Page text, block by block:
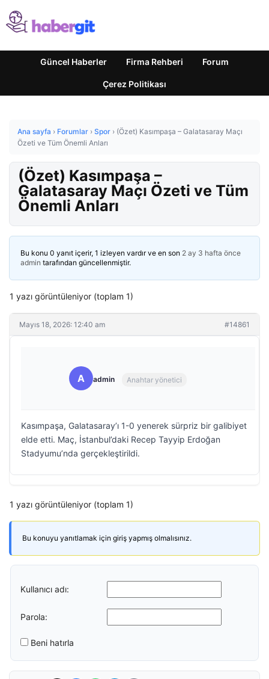
Güncel Haberler Firma Rehberi Forum
Çerez Politikası
Ana sayfa › Forumlar › Spor › (Özet) Kasımpaşa – Galatasaray Maçı
Özeti ve Tüm Önemli Anları
(Özet) Kasımpaşa –
Galatasaray Maçı Özeti ve Tüm
Önemli Anları
Bu konu 0 yanıt içerir, 1 izleyen vardır ve en son 2 ay 3 hafta önce
admin tarafından güncellenmiştir.
1 yazı görüntüleniyor (toplam 1)
Mayıs 18, 2026: 12:40 am #14861
A admin Anahtar yönetici
Kasımpaşa, Galatasaray’ı 1-0 yenerek sürpriz bir galibiyet
elde etti. Maç, İstanbul’daki Recep Tayyip Erdoğan
Stadyumu’nda gerçekleştirildi.
1 yazı görüntüleniyor (toplam 1)
Bu konuyu yanıtlamak için giriş yapmış olmalısınız.
Kullanıcı adı:
Parola:
Beni hatırla